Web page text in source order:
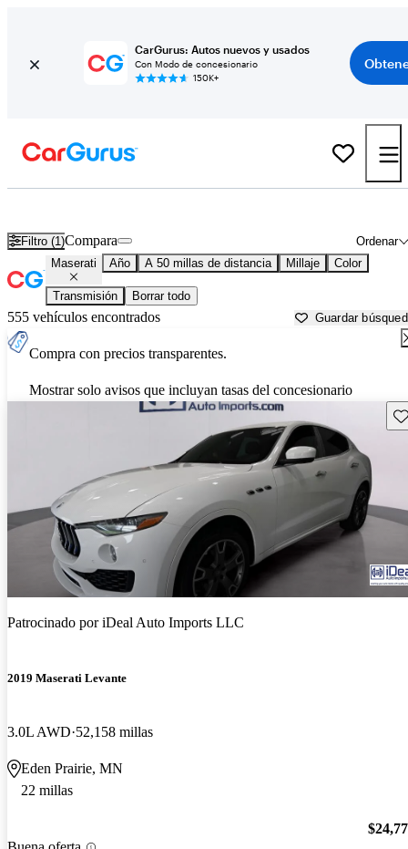
CarGurus: Autos nuevos y usados
Con Modo de concesionario
150K+
Filtro (1) Ordenar
Compara
Maserati Año A 50 millas de distancia Millaje Color
Transmisión Borrar todo
555 vehículos encontrados Guardar
Compra con precios transparentes.
Mostrar solo avisos que incluyan tasas del concesionario
Patrocinado poriDeal Auto Imports LLC
2019 Maserati Levante
3.0L AWD 52,158 millas
Eden Prairie, MN
22 millas